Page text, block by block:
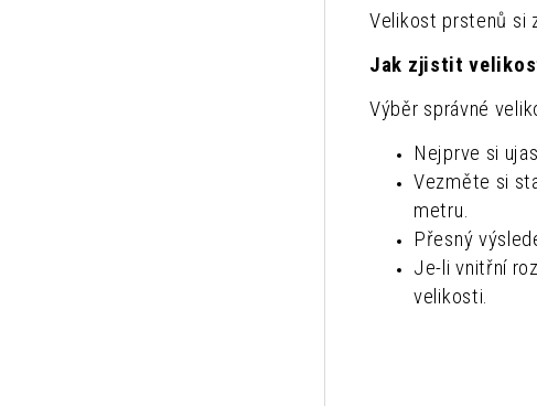
Velikost prstenů si
Jak zjistit
Výběr správné
Nejprve si
Vezměte si
metru.
Přesný
Je-li vnitřní
velikosti.